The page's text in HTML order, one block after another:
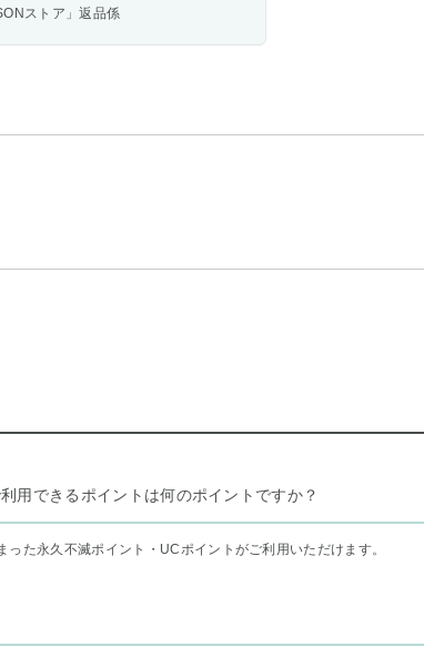
ストア」返品係
用できるポイントは何のポイントですか？
た永久不滅ポイント・UCポイントがご利用いただけます。